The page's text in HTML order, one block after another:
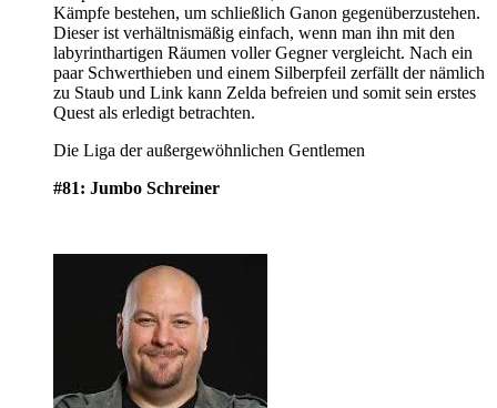
Kämpfe bestehen, um schließlich Ganon gegenüberzustehen.
Dieser ist verhältnismäßig einfach, wenn man ihn mit den
labyrinthartigen Räumen voller Gegner vergleicht. Nach ein
paar Schwerthieben und einem Silberpfeil zerfällt der nämlich
zu Staub und Link kann Zelda befreien und somit sein erstes
Quest als erledigt betrachten.
Die Liga der außergewöhnlichen Gentlemen
#81: Jumbo Schreiner